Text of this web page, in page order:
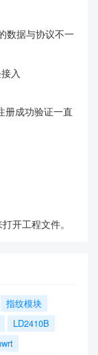
数据与协议不一
入
册成功验证一直
开工程文件。
指纹模块
LD2410B